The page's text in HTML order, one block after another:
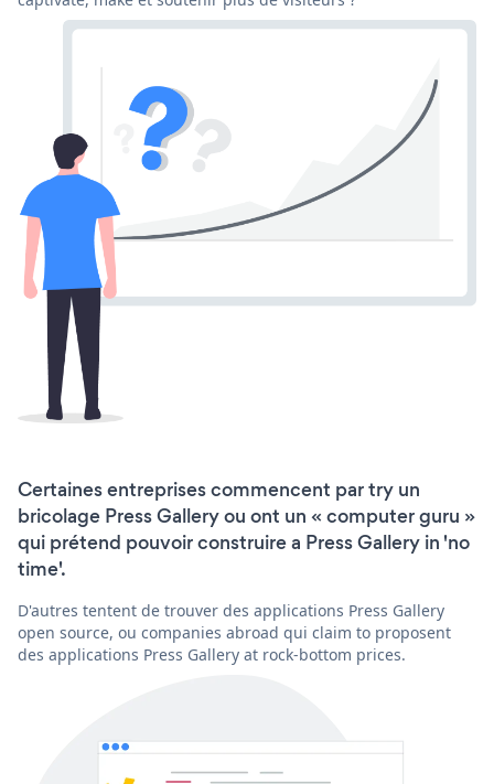
Certaines entreprises commencent par try un
bricolage Press Gallery ou ont un « computer guru »
qui prétend pouvoir construire a Press Gallery in 'no
time'.
D'autres tentent de trouver des applications Press Gallery
open source, ou companies abroad qui claim to proposent
des applications Press Gallery at rock-bottom prices.